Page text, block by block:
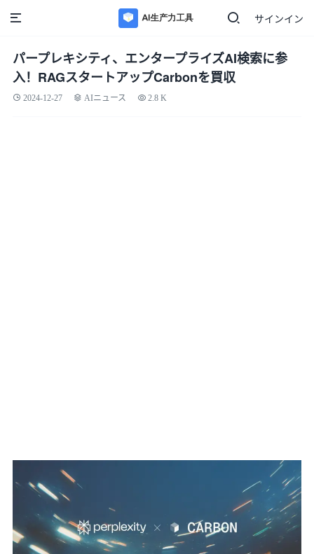
サインイン
パープレキシティ、エンタープライズAI検索に参
入！RAGスタートアップCarbonを買収
2024-12-27 AIニュース 2.8 K